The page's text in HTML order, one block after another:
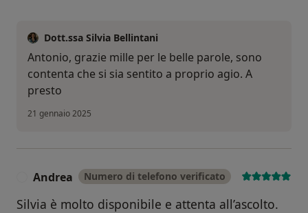
Dott.ssa Silvia Bellintani
Antonio, grazie mille per le belle parole, sono
contenta che si sia sentito a proprio agio. A
presto
21 gennaio 2025
Andrea Numero di telefono verificato
Silvia è molto disponibile e attenta all’ascolto.